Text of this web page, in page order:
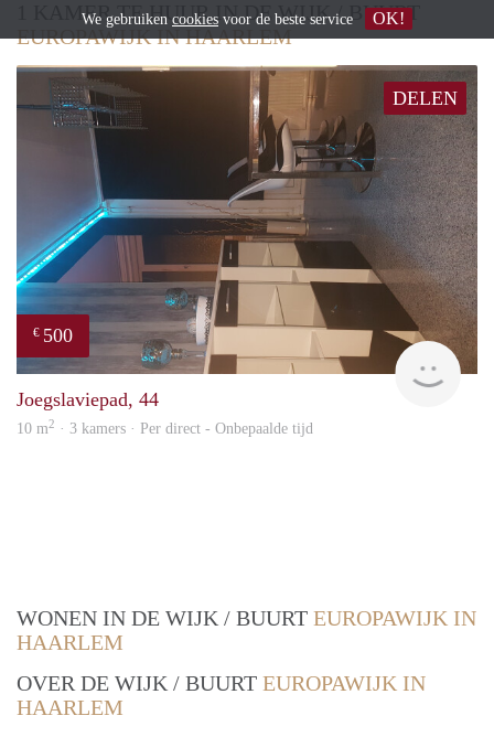
1 KAMER TE HUUR IN DE WIJK / BUURT
EUROPAWIJK IN HAARLEM
DELEN
€ 500
Joegslaviepad, 44
10 m2 · 3 kamers · Per direct - Onbepaalde tijd
WONEN IN DE WIJK / BUURT EUROPAWIJK IN
HAARLEM
OVER DE WIJK / BUURT EUROPAWIJK IN
HAARLEM
We gebruiken cookies voor de beste service OK!